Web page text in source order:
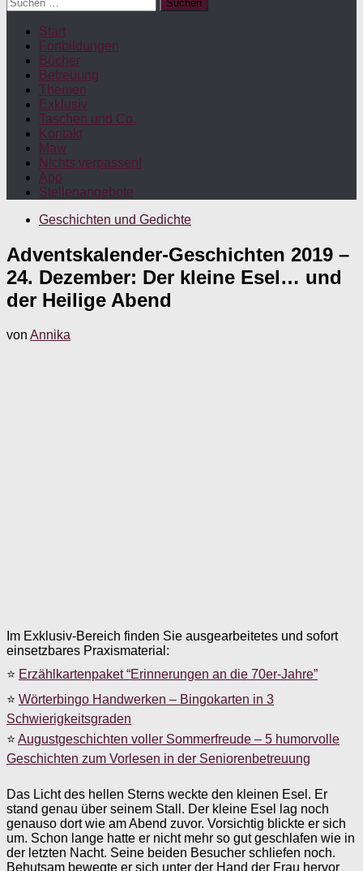
nach:
Start
Fortbildungen
Bücher
Betreuung
Themen
Exklusiv
Taschen und Co.
Kontakt
Maw
Nichts verpassen!
App
Stellenangebote
Geschichten und Gedichte
Adventskalender-Geschichten 2019 –
24. Dezember: Der kleine Esel… und
der Heilige Abend
von Annika
Im Exklusiv-Bereich finden Sie ausgearbeitetes und sofort
einsetzbares Praxismaterial:
⭐ Erzählkartenpaket “Erinnerungen an die 70er-Jahre”
⭐ Wörterbingo Handwerken – Bingokarten in 3
Schwierigkeitsgraden
⭐ Augustgeschichten voller Sommerfreude – 5 humorvolle
Geschichten zum Vorlesen in der Seniorenbetreuung
Das Licht des hellen Sterns weckte den kleinen Esel. Er
stand genau über seinem Stall. Der kleine Esel lag noch
genauso dort wie am Abend zuvor. Vorsichtig blickte er sich
um. Schon lange hatte er nicht mehr so gut geschlafen wie in
der letzten Nacht. Seine beiden Besucher schliefen noch.
Behutsam bewegte er sich unter der Hand der Frau hervor